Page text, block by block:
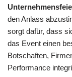
den Anlass
sorgt dafür, dass
das Event einen
Botschaften,
Performance